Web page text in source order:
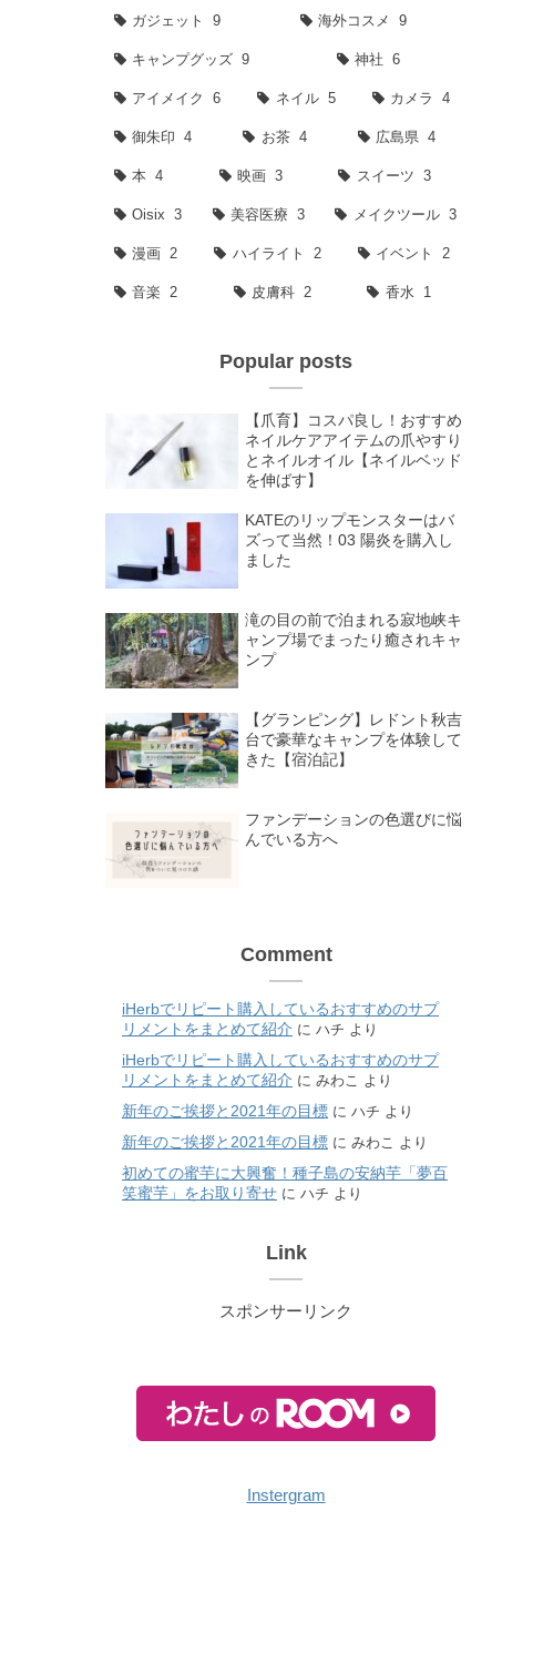
ガジェット 9 海外コスメ 9
キャンプグッズ 9 神社 6
アイメイク 6 ネイル 5 カメラ 4
御朱印 4 お茶 4 広島県 4
本 4 映画 3 スイーツ 3
Oisix 3 美容医療 3 メイクツール 3
漫画 2 ハイライト 2 イベント 2
音楽 2 皮膚科 2 香水 1
Popular posts
【爪育】コスパ良し！おすすめ
ネイルケアアイテムの爪やすり
とネイルオイル【ネイルベッド
を伸ばす】
KATEのリップモンスターはバ
ズって当然！03 陽炎を購入し
ました
滝の目の前で泊まれる寂地峡キ
ャンプ場でまったり癒されキャ
ンプ
【グランピング】レドント秋吉
台で豪華なキャンプを体験して
きた【宿泊記】
ファンデーションの色選びに悩
んでいる方へ
Comment
iHerbでリピート購入しているおすすめのサプ
リメントをまとめて紹介 に ハチ より
iHerbでリピート購入しているおすすめのサプ
リメントをまとめて紹介 に みわこ より
新年のご挨拶と2021年の目標 に ハチ より
新年のご挨拶と2021年の目標 に みわこ より
初めての蜜芋に大興奮！種子島の安納芋「夢百
笑蜜芋」をお取り寄せ に ハチ より
Link
スポンサーリンク
Instergram